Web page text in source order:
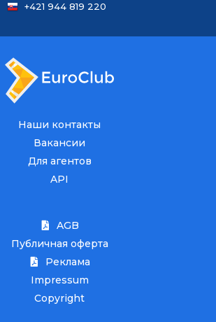
+421 944 819 220
Наши контакты
Вакансии
Для агентов
API
AGB
Публичная оферта
Реклама
Impressum
Copyright